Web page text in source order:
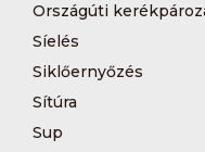
Országúti
Síelés
Siklőernyőzés
Sítúra
Sup